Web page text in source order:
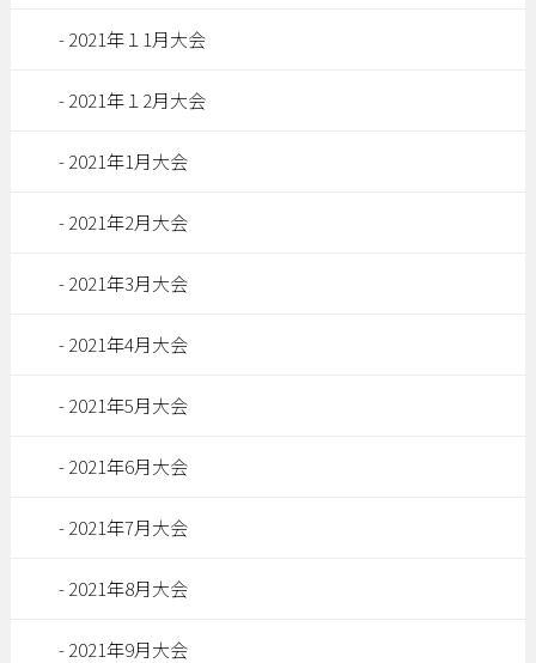
2021年１1月大会
2021年１2月大会
2021年1月大会
2021年2月大会
2021年3月大会
2021年4月大会
2021年5月大会
2021年6月大会
2021年7月大会
2021年8月大会
2021年9月大会